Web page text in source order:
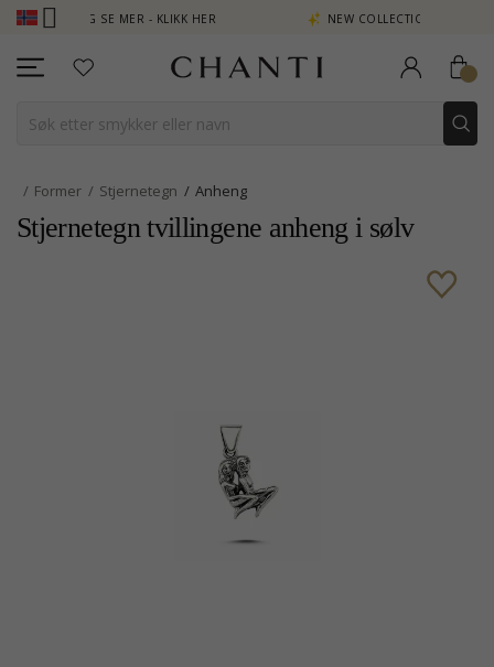
POENG SE MER - KLIKK HER NEW COLLECTION | AURA
Former Stjernetegn Anheng
Stjernetegn tvillingene anheng i sølv